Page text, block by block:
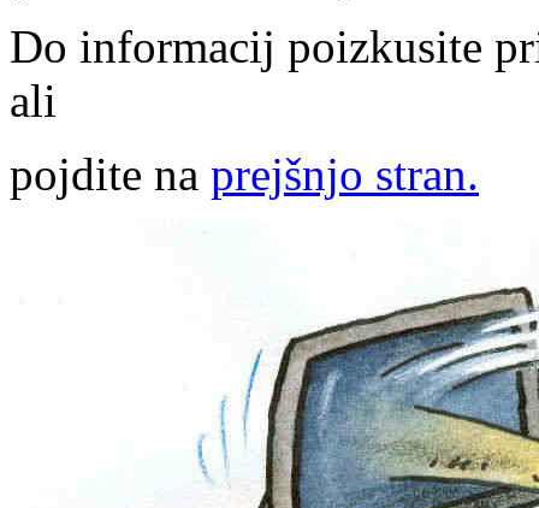
Do informacij poizkusite
ali
pojdite na prejšnjo stran.